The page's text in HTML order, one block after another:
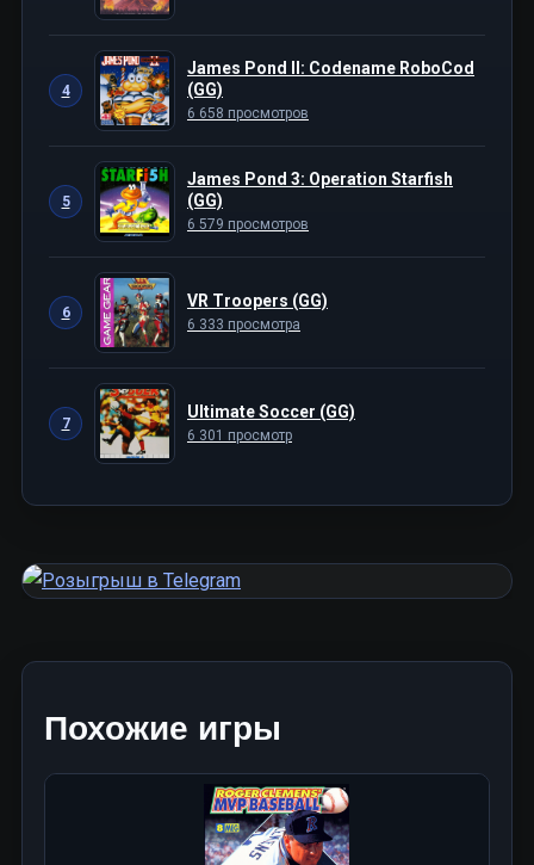
4
James Pond II: Codename RoboCod
(GG)
6 658 просмотров
5
James Pond 3: Operation Starfish
(GG)
6 579 просмотров
6
VR Troopers (GG)
6 333 просмотра
7
Ultimate Soccer (GG)
6 301 просмотр
Похожие игры